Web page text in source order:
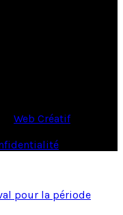
Web Créatif- Tous